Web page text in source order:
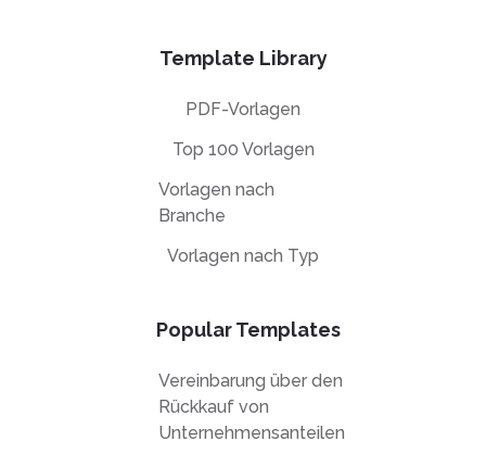
Template Library
PDF-Vorlagen
Top 100 Vorlagen
Vorlagen nach
Branche
Vorlagen nach Typ
Popular Templates
Vereinbarung über den
Rückkauf von
Unternehmensanteilen